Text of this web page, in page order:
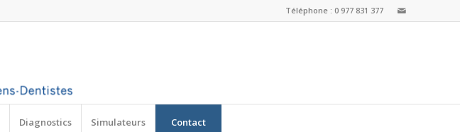
Téléphone : 0 977 831 377
Diagnostics Simulateurs Contact